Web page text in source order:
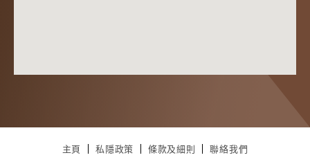
主頁 私隱政策 條款及細則 聯絡我們